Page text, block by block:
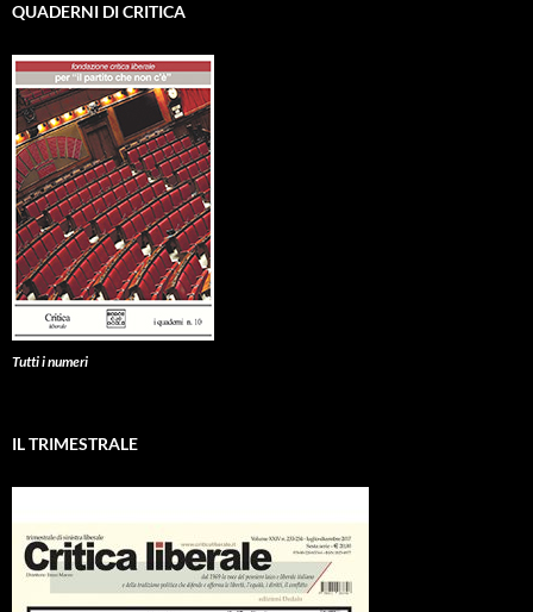
QUADERNI DI CRITICA
Tutti i numeri
IL TRIMESTRALE